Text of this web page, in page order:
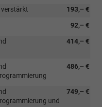
193,– €
verstärkt
92,– €
414,– €
486,– €
749,– €
und